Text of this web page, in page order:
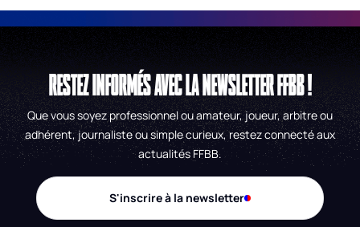
RESTEZ INFORMÉS AVEC LA NEWSLETTER FFBB !
Que vous soyez professionnel ou amateur, joueur, arbitre ou
adhérent, journaliste ou simple curieux, restez connecté aux
actualités FFBB.
S'inscrire à la newsletter